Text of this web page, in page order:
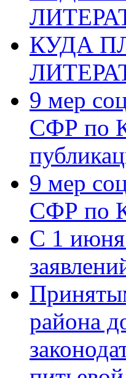
КУДА
9 мер
СФР по
9 мер
СФР по
С 1 июня
района